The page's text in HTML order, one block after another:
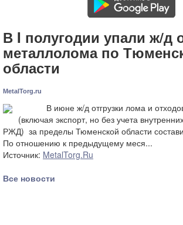
В I полугодии упали ж/д
металлолома по
области
MetalTorg.ru
В июне ж/д отгрузки лома и отходов
(включая экспорт, но без учета
РЖД) за пределы Тюменской области
По отношению к предыдущему меся...
Источник: MetalTorg.Ru
Все новости